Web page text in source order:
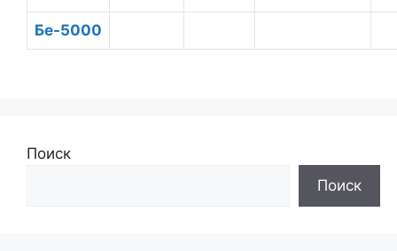
Бе-5000
Поиск
Поиск